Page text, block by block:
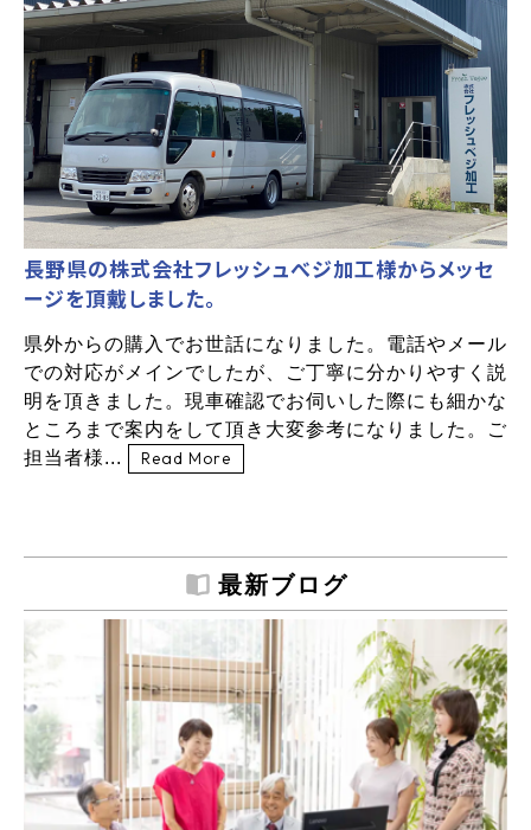
長野県の株式会社フレッシュべジ加工様からメッセ
ージを頂戴しました。
県外からの購入でお世話になりました。電話やメール
での対応がメインでしたが、ご丁寧に分かりやすく説
明を頂きました。現車確認でお伺いした際にも細かな
ところまで案内をして頂き大変参考になりました。ご
担当者様...
Read More
最新ブログ